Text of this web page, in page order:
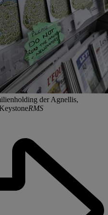
der Agnellis,
RMS